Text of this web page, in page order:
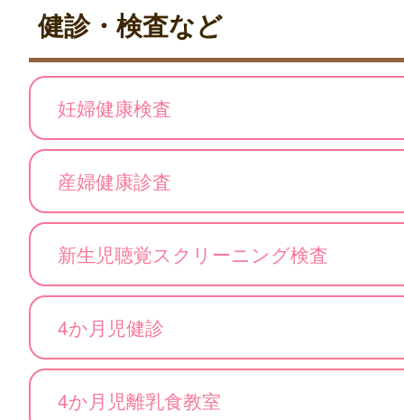
健診・検査など
妊婦健康検査
産婦健康診査
新生児聴覚スクリーニング検査
4か月児健診
4か月児離乳食教室